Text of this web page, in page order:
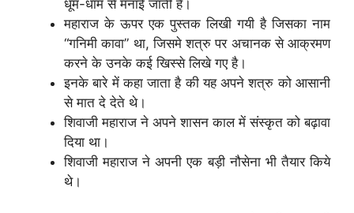
धूम-धाम से मनाई जाती है।
महाराज के ऊपर एक पुस्तक लिखी गयी है जिसका नाम
“गनिमी कावा” था, जिसमे शत्रु पर अचानक से आक्रमण
करने के उनके कई खिस्से लिखे गए है।
इनके बारे में कहा जाता है की यह अपने शत्रु को आसानी
से मात दे देते थे।
शिवाजी महाराज ने अपने शासन काल में संस्कृत को बढ़ावा
दिया था।
शिवाजी महाराज ने अपनी एक बड़ी नौसेना भी तैयार किये
थे।